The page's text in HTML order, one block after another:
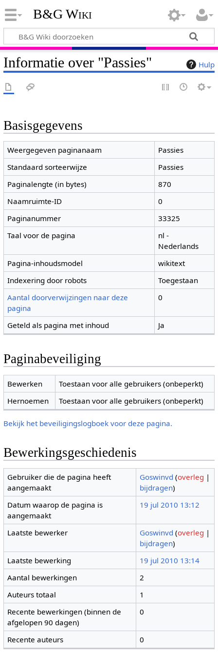
B&G Wiki
Hulp
Informatie over "Passies"
Basisgegevens
Weergegeven paginanaam
Passies
Standaard sorteerwijze
Passies
Paginalengte (in bytes)
870
Naamruimte-ID
0
Paginanummer
33325
Taal voor de pagina
nl -
Nederlands
Pagina-inhoudsmodel
wikitext
Indexering door robots
Toegestaan
Aantal doorverwijzingen naar deze
pagina
0
Geteld als pagina met inhoud Ja
Paginabeveiliging
Bewerken
Toestaan voor alle gebruikers (onbeperkt)
Hernoemen
Toestaan voor alle gebruikers (onbeperkt)
Bekijk het beveiligingslogboek voor deze pagina.
Bewerkingsgeschiedenis
Gebruiker die de pagina heeft
aangemaakt
Goswinvd (overleg |
bijdragen)
Datum waarop de pagina is
aangemaakt
19 jul 2010 13:12
Laatste bewerker Goswinvd (overleg |
bijdragen)
Laatste bewerking
19 jul 2010 13:14
Aantal bewerkingen
2
Auteurs totaal
1
Recente bewerkingen (binnen de
afgelopen 90 dagen)
0
Recente auteurs 0